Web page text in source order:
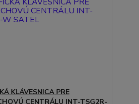
KLÁVESNICA PRE
CENTRÁLU INT-TSG2R-